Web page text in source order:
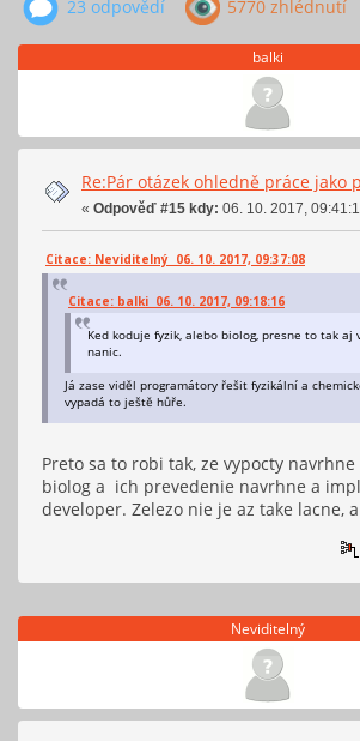
23 odpovědí 5770 zhlédnutí
balki
Re:Pár otázek ohledně práce jako
« Odpověď #15 kdy: 06. 10. 2017,
Citace: Neviditelný 06. 10. 2017, 09:37:08
Citace: balki 06. 10. 2017, 09:18:16
Ked koduje fyzik, alebo biolog, presne to tak aj
nanic.
Já zase viděl programátory řešit fyzikální a
vypadá to ještě hůře.
Preto sa to robi tak, ze vypocty
biolog a ich prevedenie navrhne a
developer. Zelezo nie je az take lacne,
Neviditelný